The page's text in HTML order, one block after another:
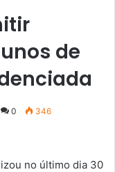
de
0 346
no último dia 30